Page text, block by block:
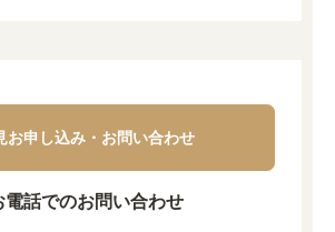
お申し込み・お問い合わせ
電話でのお問い合わせ